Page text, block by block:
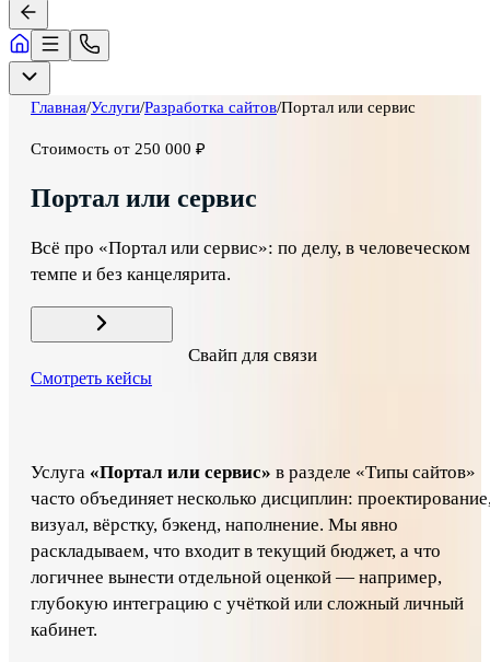
Главная/Услуги/Разработка сайтов/Портал или сервис
Стоимость от 250 000 ₽
Портал или сервис
Всё про «Портал или сервис»: по делу, в человеческом
темпе и без канцелярита.
Свайп для связи
Смотреть кейсы
Услуга «Портал или сервис» в разделе «Типы сайтов»
часто объединяет несколько дисциплин:
визуал, вёрстку, бэкенд, наполнение. Мы явно
раскладываем, что входит в текущий бюджет, а что
логичнее вынести отдельной оценкой — например,
глубокую интеграцию с учёткой или сложный личный
кабинет.